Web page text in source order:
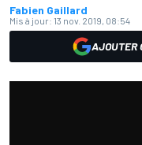
Fabien Gaillard
Mis à jour: 13 nov. 2019, 08:54
AJOUTER